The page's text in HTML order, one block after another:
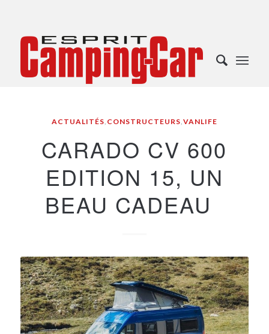
ACTUALITÉS, CONSTRUCTEURS,VANLIFE
CARADO CV 600
EDITION 15, UN
BEAU CADEAU